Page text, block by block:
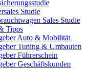
Studie
Sales Studie
Tipps
Auto & Mobilität
Tuning & Umbauten
Führerschein
Geschäftskunden